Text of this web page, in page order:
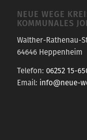
NEUE WEGE
OMMUNALES
Walther-Rathenau-
64646 Heppenheim
Telefon: 06252 15-
Email: info@neue-